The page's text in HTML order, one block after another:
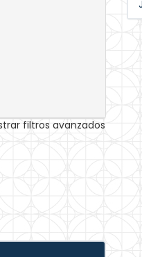
filtros avanzados